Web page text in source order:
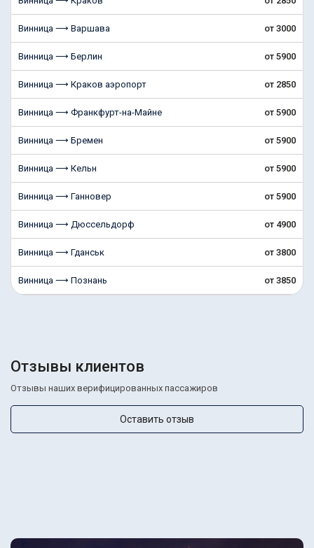
Винница ⟶ Варшава от 3000
Винница ⟶ Берлин от 5900
Винница ⟶ Краков аэропорт от 2850
Винница ⟶ Франкфурт-на-Майне от 5900
Винница ⟶ Бремен от 5900
Винница ⟶ Кельн от 5900
Винница ⟶ Ганновер от 5900
Винница ⟶ Дюссельдорф от 4900
Винница ⟶ Гданськ от 3800
Винница ⟶ Познань от 3850
Отзывы клиентов
Отзывы наших верифицированных пассажиров
Оставить отзыв